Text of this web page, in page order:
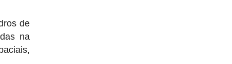
de
na